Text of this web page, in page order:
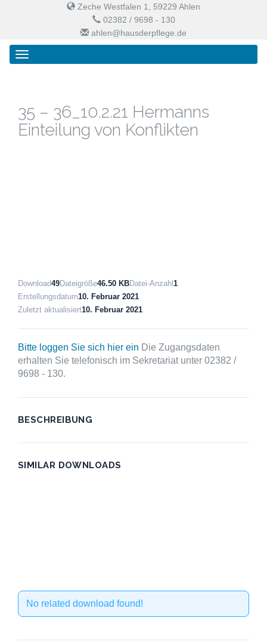
Zeche Westfalen 1, 59229 Ahlen
02382 / 9698 - 130
ahlen@hausderpflege.de
Primary
Menu
Skip
Haus der Pflege
35 – 36_10.2.21 Hermanns
Einteilung von Konflikten
Download49Dateigröße46.50 KBDatei-Anzahl 1
Erstellungsdatum10. Februar 2021
Zuletzt aktualisiert10. Februar 2021
Bitte loggen Sie sich hier ein Die Zugangsdaten
erhalten Sie telefonisch im Sekretariat unter 02382 /
9698 - 130.
BESCHREIBUNG
SIMILAR DOWNLOADS
No related download found!